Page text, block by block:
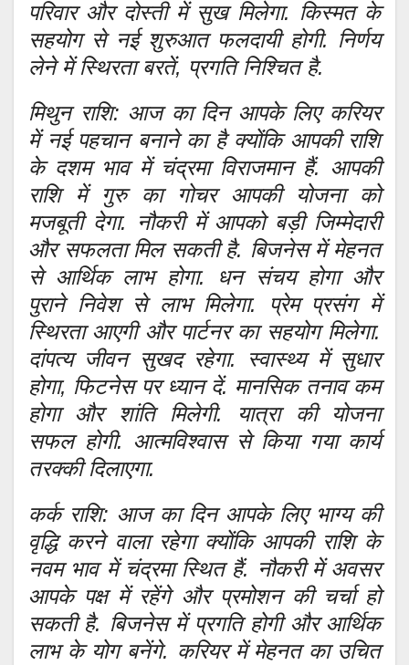
परिवार और दोस्ती में सुख मिलेगा. किस्मत के
सहयोग से नई शुरुआत फलदायी होगी. निर्णय
लेने में स्थिरता बरतें, प्रगति निश्चित है.
मिथुन राशि: आज का दिन आपके लिए करियर
में नई पहचान बनाने का है क्योंकि आपकी राशि
के दशम भाव में चंद्रमा विराजमान हैं. आपकी
राशि में गुरु का गोचर आपकी योजना को
मजबूती देगा. नौकरी में आपको बड़ी जिम्मेदारी
और सफलता मिल सकती है. बिजनेस में मेहनत
से आर्थिक लाभ होगा. धन संचय होगा और
पुराने निवेश से लाभ मिलेगा. प्रेम प्रसंग में
स्थिरता आएगी और पार्टनर का सहयोग मिलेगा.
दांपत्य जीवन सुखद रहेगा. स्वास्थ्य में सुधार
होगा, फिटनेस पर ध्यान दें. मानसिक तनाव कम
होगा और शांति मिलेगी. यात्रा की योजना
सफल होगी. आत्मविश्वास से किया गया कार्य
तरक्की दिलाएगा.
कर्क राशि: आज का दिन आपके लिए भाग्य की
वृद्धि करने वाला रहेगा क्योंकि आपकी राशि के
नवम भाव में चंद्रमा स्थित हैं. नौकरी में अवसर
आपके पक्ष में रहेंगे और प्रमोशन की चर्चा हो
सकती है. बिजनेस में प्रगति होगी और आर्थिक
लाभ के योग बनेंगे. करियर में मेहनत का उचित